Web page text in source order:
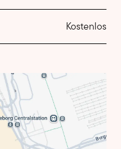
Kostenlos